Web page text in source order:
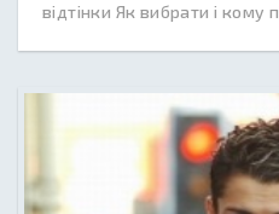
відтінки Як вибрати і кому